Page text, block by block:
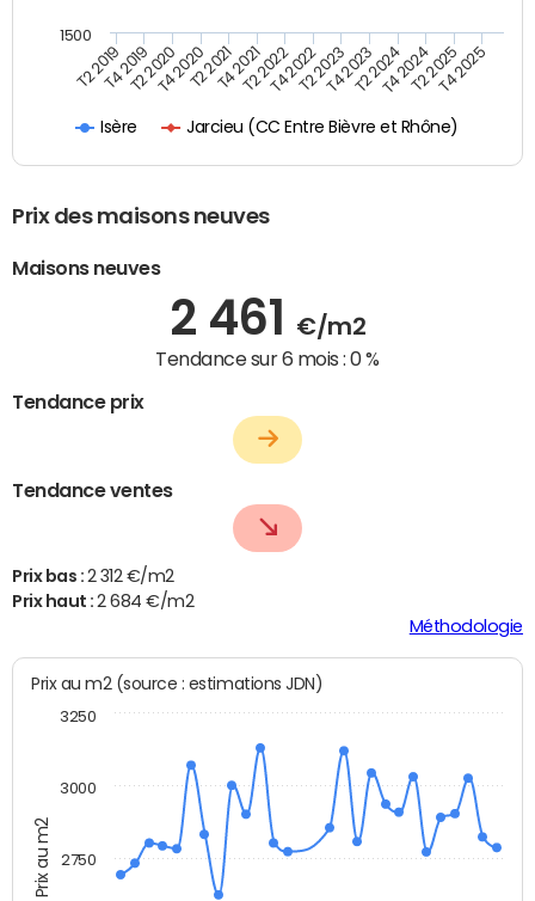
Isère Jarcieu (CC Entre Bièvre et Rhône)
T2 2019T4 2019T2 2020T4 2020T2 2021T4 2021T2 2022T4 2022T2 2023T4 2023T2 2024T4 2024T2 2025T4 2025
1500
Prix des maisons neuves
Maisons neuves
2 461 €/m2
Tendance sur 6 mois :0 %
Tendance prix
Tendance ventes
Prix bas : 2 312 €/m2
Prix haut :2 684 €/m2
Méthodologie
Prix au m2
Prix au m2 (source : estimations JDN)
2750
3000
3250